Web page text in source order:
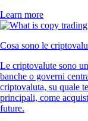
Learn more
Cosa sono le
Le criptovalute sono
banche o governi
criptovaluta, su quale
principali, come
future.